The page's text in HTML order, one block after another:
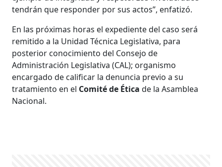
tendrán que responder por sus actos”, enfatizó.
En las próximas horas el expediente del caso será
remitido a la Unidad Técnica Legislativa, para
posterior conocimiento del Consejo de
Administración Legislativa (CAL); organismo
encargado de calificar la denuncia previo a su
tratamiento en el Comité de Ética de la Asamblea
Nacional.